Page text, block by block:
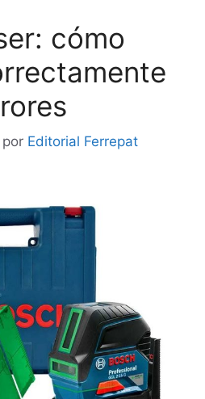
cómo
por Editorial Ferrepat